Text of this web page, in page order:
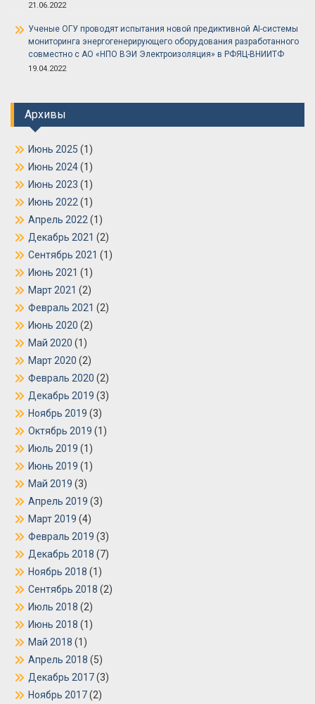
21.06.2022
Ученые ОГУ проводят испытания новой предиктивной AI-системы
мониторинга энергогенерирующего оборудования разработанного
совместно с АО «НПО ВЭИ Электроизоляция» в РФЯЦ-ВНИИТФ
19.04.2022
Архивы
Июнь 2025 (1)
Июнь 2024(1)
Июнь 2023 (1)
Июнь 2022 (1)
Апрель 2022 (1)
Декабрь 2021 (2)
Сентябрь 2021 (1)
Июнь 2021 (1)
Март 2021 (2)
Февраль 2021 (2)
Июнь 2020 (2)
Май 2020 (1)
Март 2020 (2)
Февраль 2020 (2)
Декабрь 2019 (3)
Ноябрь 2019 (3)
Октябрь 2019 (1)
Июль 2019 (1)
Июнь 2019 (1)
Май 2019 (3)
Апрель 2019 (3)
Март 2019 (4)
Февраль 2019 (3)
Декабрь 2018 (7)
Ноябрь 2018 (1)
Сентябрь 2018 (2)
Июль 2018 (2)
Июнь 2018 (1)
Май 2018 (1)
Апрель 2018 (5)
Декабрь 2017(3)
Ноябрь 2017(2)